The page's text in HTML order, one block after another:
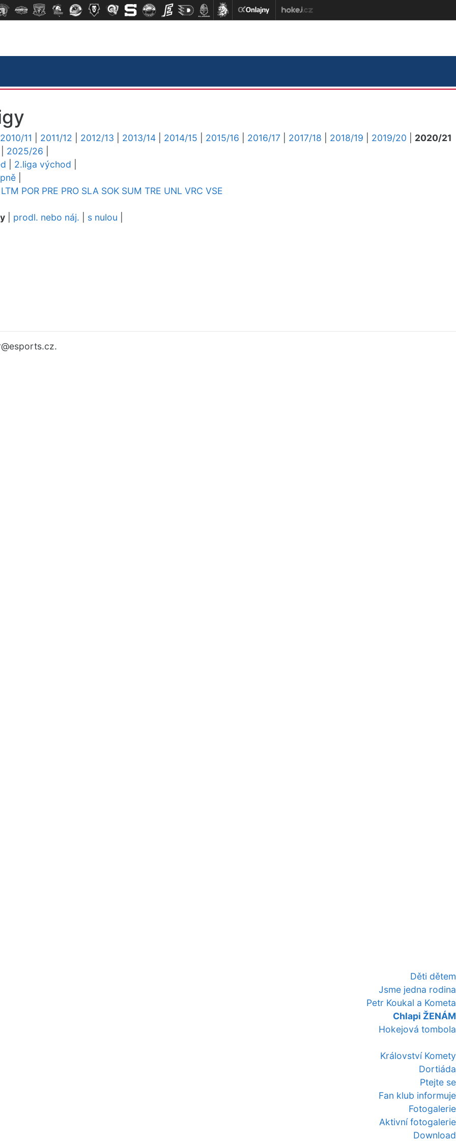
Děti dětem
Jsme jedna rodina
Petr Koukal a Kometa
Chlapi ŽENÁM
Hokejová tombola
Království Komety
Dortiáda
Ptejte se
Fan klub informuje
Fotogalerie
Aktivní fotogalerie
Download
2010/11 2011/12 2012/13 2013/14 2014/15 2015/16 2016/17 2017/18 2018/19 2019/20
2020/21
2025/26
2.liga východ
LTM POR PRE PRO SLA SOK SUM TRE UNL VRC VSE
prodl. nebo náj. s nulou
@esports.cz.